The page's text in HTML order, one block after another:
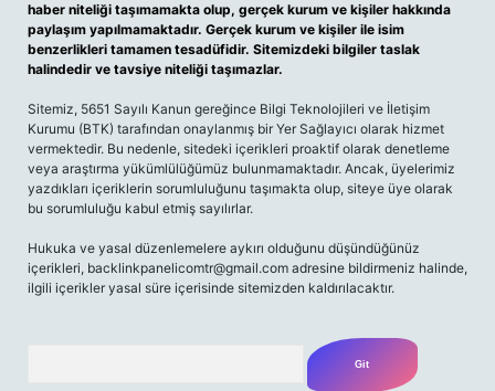
haber niteliği taşımamakta olup, gerçek kurum ve kişiler hakkında
paylaşım yapılmamaktadır. Gerçek kurum ve kişiler ile isim
benzerlikleri tamamen tesadüfidir. Sitemizdeki bilgiler taslak
halindedir ve tavsiye niteliği taşımazlar.
Sitemiz, 5651 Sayılı Kanun gereğince Bilgi Teknolojileri ve İletişim
Kurumu (BTK) tarafından onaylanmış bir Yer Sağlayıcı olarak hizmet
vermektedir. Bu nedenle, sitedeki içerikleri proaktif olarak denetleme
veya araştırma yükümlülüğümüz bulunmamaktadır. Ancak, üyelerimiz
yazdıkları içeriklerin sorumluluğunu taşımakta olup, siteye üye olarak
bu sorumluluğu kabul etmiş sayılırlar.
Hukuka ve yasal düzenlemelere aykırı olduğunu düşündüğünüz
içerikleri, backlinkpanelicomtr@gmail.com adresine bildirmeniz halinde,
ilgili içerikler yasal süre içerisinde sitemizden kaldırılacaktır.